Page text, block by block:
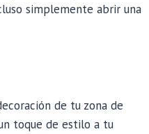
simplemente abrir una
de tu zona de
toque de estilo a tu